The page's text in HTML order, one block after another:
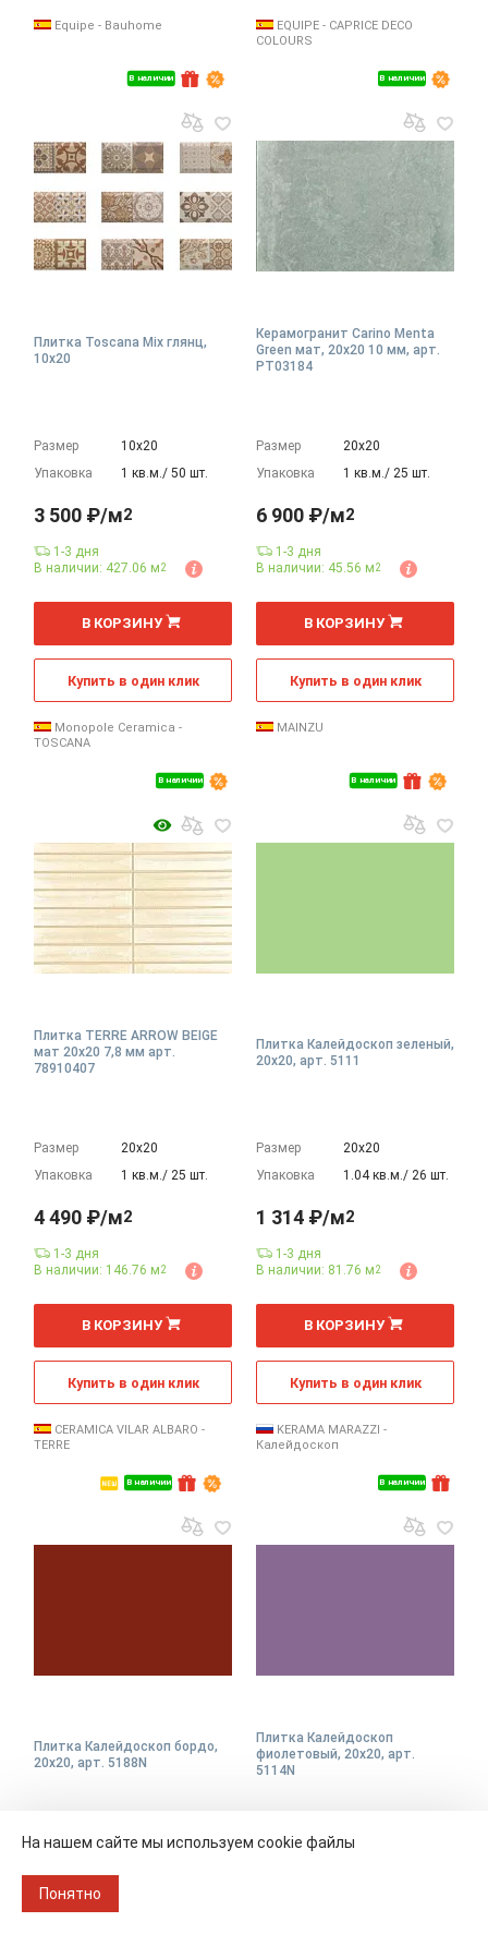
В наличии
Equipe - Bauhome
В наличии
EQUIPE - CAPRICE DECO
COLOURS
Плитка Toscana Mix глянц,
10x20
Размер
10х20
Упаковка
1 кв.м./ 50 шт.
В наличии
3 500 ₽/м2
1-3 дня
В наличии: 427.06 м2
м
В КОРЗИНУ
Купить в один клик
Monopole Ceramica -
TOSCANA
Керамогранит Carino Menta
Green мат, 20x20 10 мм, арт.
PT03184
Размер
20х20
Упаковка
1 кв.м./ 25 шт.
В наличии
6 900 ₽/м2
1-3 дня
В наличии: 45.56 м2
м
В КОРЗИНУ
Купить в один клик
MAINZU
Плитка TERRE ARROW BEIGE
мат 20x20 7,8 мм арт.
78910407
Размер
20х20
Упаковка
1 кв.м./ 25 шт.
В наличии
4 490 ₽/м2
1-3 дня
В наличии: 146.76 м2
м
В КОРЗИНУ
Купить в один клик
CERAMICA VILAR ALBARO -
TERRE
Плитка Калейдоскоп зеленый,
20x20, арт. 5111
Размер
20х20
Упаковка
1.04 кв.м./ 26 шт.
В наличии
1 314 ₽/м2
1-3 дня
В наличии: 81.76 м2
м
В КОРЗИНУ
Купить в один клик
KERAMA MARAZZI -
Калейдоскоп
Плитка Калейдоскоп бордо,
20x20, арт. 5188N
Размер
20х20
Упаковка
1 656 ₽/м
Плитка Калейдоскоп
фиолетовый, 20x20, арт.
5114N
Размер
20х20
На нашем сайте мы используем cookie файлы
Понятно